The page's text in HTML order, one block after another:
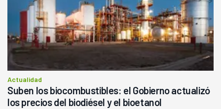
Actualidad
Suben los biocombustibles: el Gobierno actualizó
los precios del biodiésel y el bioetanol